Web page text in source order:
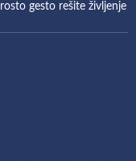
gesto rešite življenje